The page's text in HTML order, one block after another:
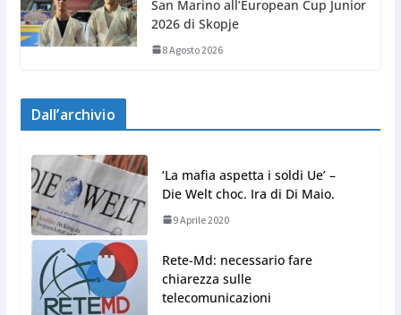
San Marino all’European Cup Junior
2026 di Skopje
8 Agosto 2026
Dall’archivio
‘La mafia aspetta i soldi Ue’ –
Die Welt choc. Ira di Di Maio.
9 Aprile 2020
Rete-Md: necessario fare
chiarezza sulle
telecomunicazioni